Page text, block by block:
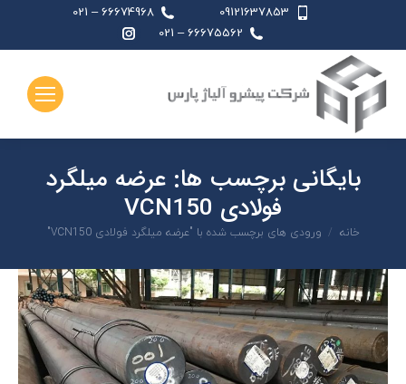
09121637853
66674968 – 021
66675562 – 021
page
بایگانی برچسب ها:عرضه میلگرد
فولادی VCN150
شما اینجا هستید:
خانه ورودی های برچسب شده با "عرضه میلگرد فولادی VCN150"